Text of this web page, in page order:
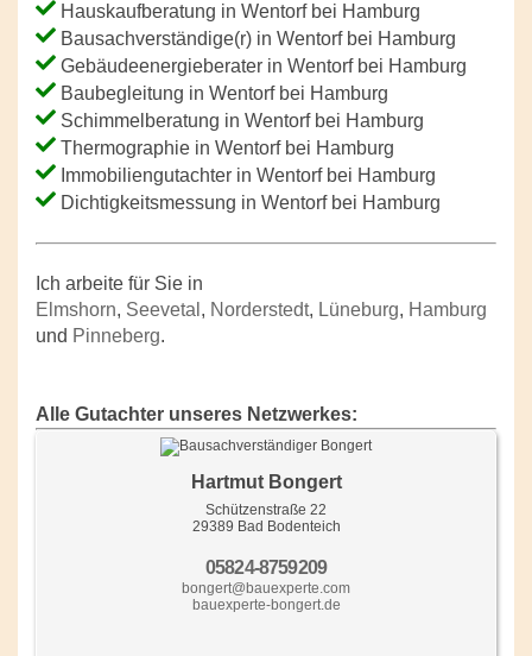
Hauskaufberatung in Wentorf bei Hamburg
Bausachverständige(r) in Wentorf bei Hamburg
Gebäudeenergieberater in Wentorf bei Hamburg
Baubegleitung in Wentorf bei Hamburg
Schimmelberatung in Wentorf bei Hamburg
Thermographie in Wentorf bei Hamburg
Immobiliengutachter in Wentorf bei Hamburg
Dichtigkeitsmessung in Wentorf bei Hamburg
Ich arbeite für Sie in
Elmshorn, Seevetal , Norderstedt, Lüneburg, Hamburg
und Pinneberg.
Alle Gutachter unseres Netzwerkes:
Hartmut Bongert
Schützenstraße 22
29389 Bad Bodenteich
05824-8759209
bongert@bauexperte.com
bauexperte-bongert.de